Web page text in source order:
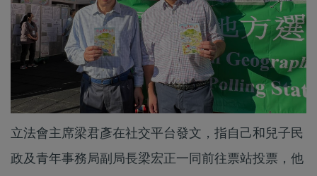
立法會主席梁君彥在社交平台發文，指自己和兒子民
政及青年事務局副局長梁宏正一同前往票站投票，他